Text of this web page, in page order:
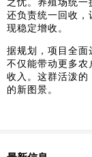
还负责统一回收
现稳定增收。
据规划，项目全面
不仅能带动更多
收入。这群活泼的
的新图景。